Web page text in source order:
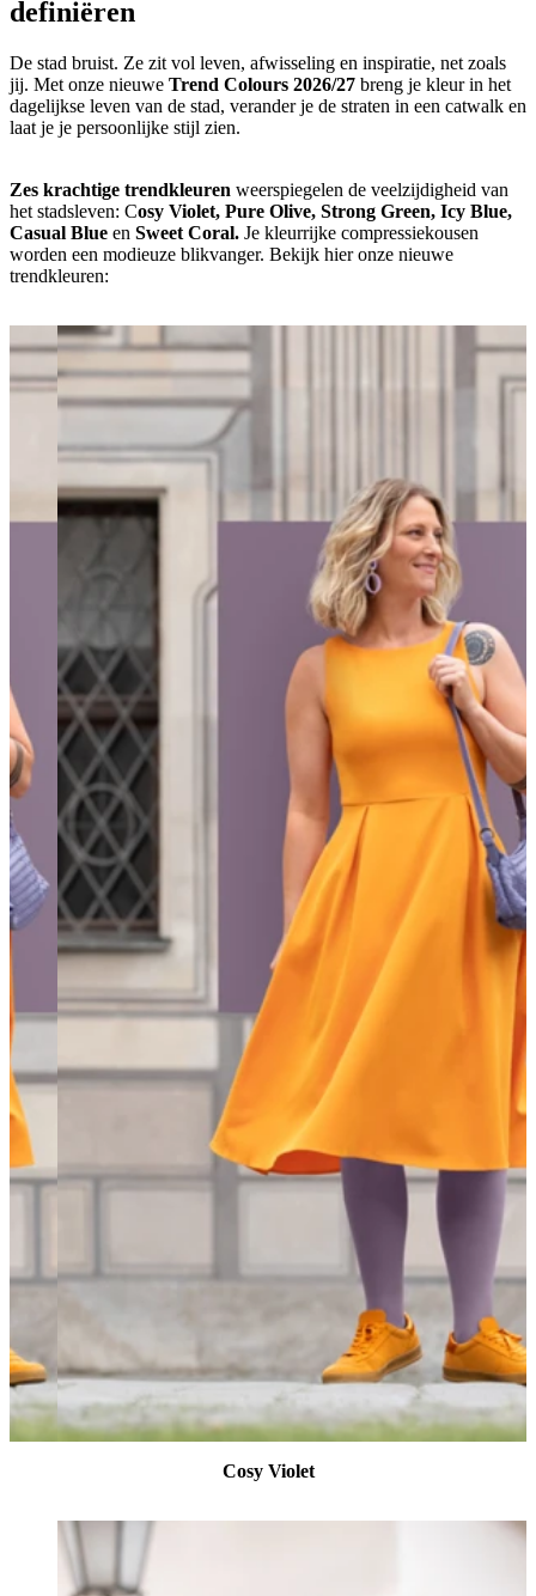
definiëren
De stad bruist. Ze zit vol leven, afwisseling en inspiratie, net zoals
jij. Met onze nieuwe Trend Colours 2026/27 breng je kleur in het
dagelijkse leven van de stad, verander je de straten in een catwalk en
laat je je persoonlijke stijl zien.
Zes krachtige trendkleuren weerspiegelen de veelzijdigheid van
het stadsleven: Cosy Violet, Pure Olive, Strong Green, Icy Blue,
Casual Blue en Sweet Coral. Je kleurrijke compressiekousen
worden een modieuze blikvanger. Bekijk hier onze nieuwe
trendkleuren:
Cosy Violet